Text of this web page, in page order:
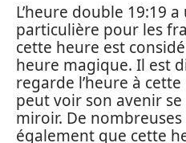
L’heure double 19:19
particulière pour les
cette heure est
heure magique. Il est
regarde l’heure à
peut voir son avenir
miroir. De
également que cette